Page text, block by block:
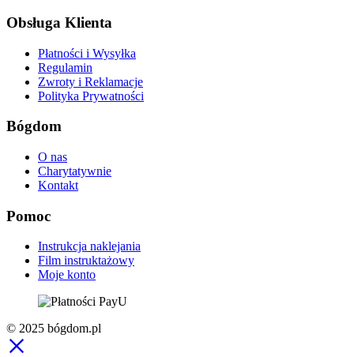
Obsługa Klienta
Płatności i Wysyłka
Regulamin
Zwroty i Reklamacje
Polityka Prywatności
Bógdom
O nas
Charytatywnie
Kontakt
Pomoc
Instrukcja naklejania
Film instruktażowy
Moje konto
© 2025 bógdom.pl